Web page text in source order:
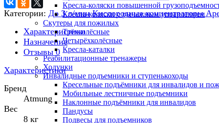
Кресла-коляски повышенной
Кресла-коляски с рычажным управлением
Скутеры для пожилых
Трёхколёсные
Четырёхколёсные
Кресла-каталки
Реабилитационные тренажеры
Ходунки
Инвалидные подъемники и ступенькоходы
Кресельные подъёмники для инвалидов и
Мобильные лестничные подъемники
Наклонные подъёмники для инвалидов
Пандусы
Подвесы для подъемников
Категории: До 3 л/мин Кислородные концентраторы
Характеристики
Назначение
Отзывы0
Характеристики
Бренд
Atmung
Вес
8 кг